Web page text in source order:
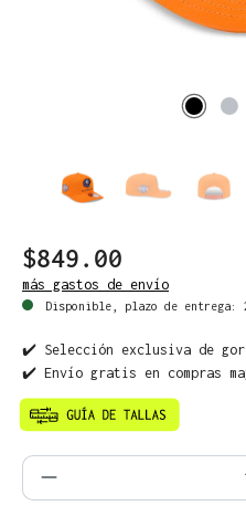
$849.00
más gastos de envío
Disponible, plazo de entrega:
✔️ Selección exclusiva de
✔️ Envío gratis en compras
Cantidad del